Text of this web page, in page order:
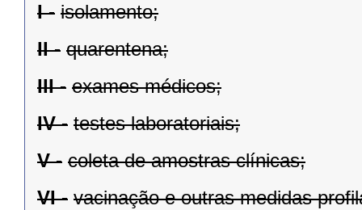
I - isolamento;
II - quarentena;
III - exames médicos;
IV - testes laboratoriais;
V - coleta de amostras clínicas;
VI - vacinação e outras medidas